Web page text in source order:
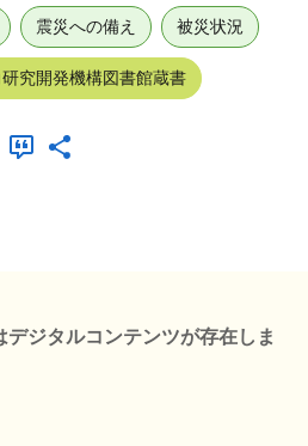
震災への備え 被災状況
究開発機構図書館蔵書
デジタルコンテンツが存在しま